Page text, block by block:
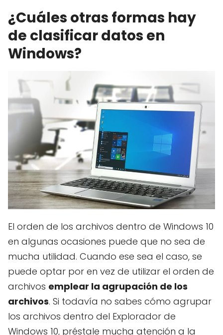
¿Cuáles otras formas hay
de clasificar datos en
Windows?
El orden de los archivos dentro de Windows 10
en algunas ocasiones puede que no sea de
mucha utilidad. Cuando ese sea el caso, se
puede optar por en vez de utilizar el orden de
archivos emplear la agrupación de los
archivos. Si todavía no sabes cómo agrupar
los archivos dentro del Explorador de
Windows 10, préstale mucha atención a la